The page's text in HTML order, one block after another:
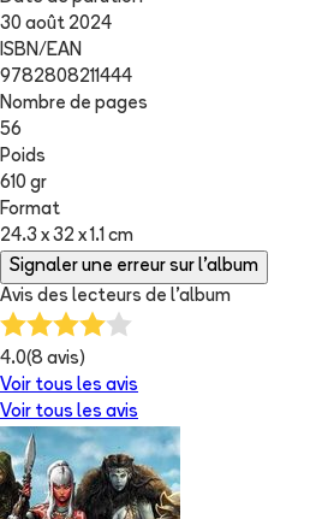
30 août 2024
ISBN/EAN
9782808211444
Nombre de pages
56
Poids
610 gr
Format
24.3 x 32 x 1.1 cm
Signaler une erreur sur l'album
Avis des lecteurs de l'album
4.0(8 avis)
Voir tous les avis
Voir tous les avis